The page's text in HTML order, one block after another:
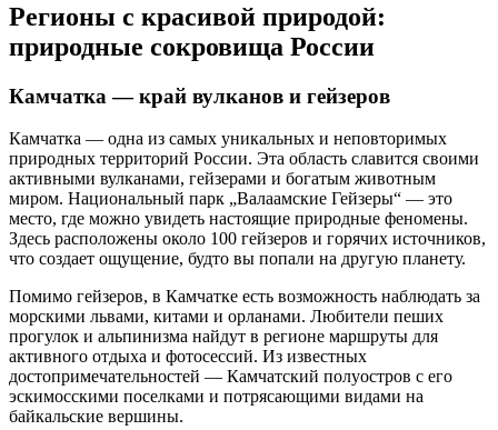
Регионы с красивой природой:
природные сокровища России
Камчатка — край вулканов и гейзеров
Камчатка — одна из самых уникальных и неповторимых
природных территорий России. Эта область славится своими
активными вулканами, гейзерами и богатым животным
миром. Национальный парк „Валаамские Гейзеры“ — это
место, где можно увидеть настоящие природные феномены.
Здесь расположены около 100 гейзеров и горячих источников,
что создает ощущение, будто вы попали на другую планету.
Помимо гейзеров, в Камчатке есть возможность наблюдать за
морскими львами, китами и орланами. Любители пеших
прогулок и альпинизма найдут в регионе маршруты для
активного отдыха и фотосессий. Из известных
достопримечательностей — Камчатский полуостров с его
эскимосскими поселками и потрясающими видами на
байкальские вершины.